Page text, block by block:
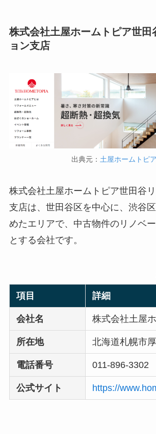
株式会社土屋ホームトピア世田
ョン支店
出典元： 土屋ホームトピア
株式会社土屋ホームトピア世田谷
支店は、世田谷区を中心に、渋谷
めたエリアで、中古物件のリノベ
とする会社です。
項目 詳細
会社名 株式会社土屋
所在地 北海道札幌市
電話番号 011-896-3302
公式サイト https://